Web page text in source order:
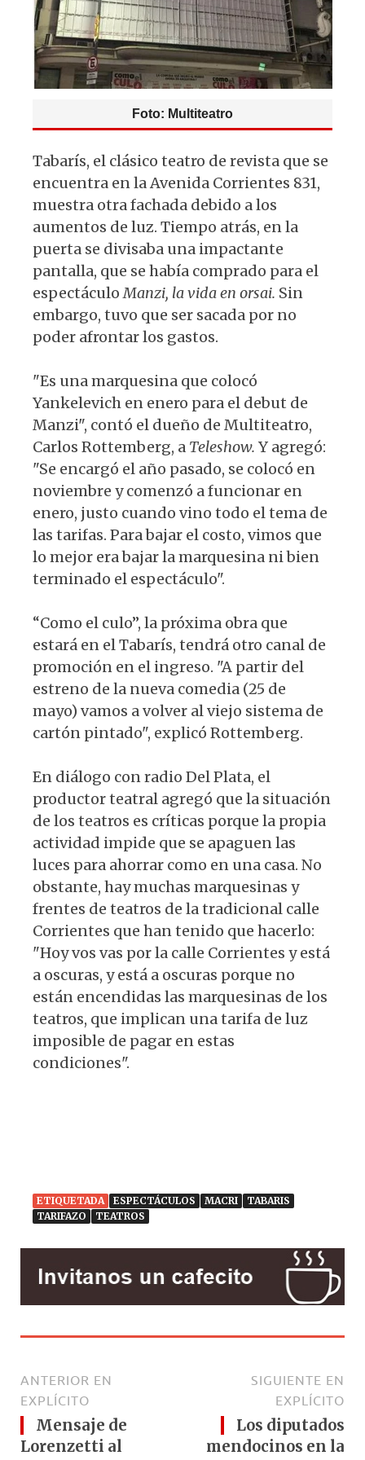
k
Foto: Multiteatro
Tabarís, el clásico teatro de revista que se
encuentra en la Avenida Corrientes 831,
muestra otra fachada debido a los
aumentos de luz. Tiempo atrás, en la
puerta se divisaba una impactante
pantalla, que se había comprado para el
espectáculoManzi, la vida en orsai. Sin
embargo, tuvo que ser sacada por no
poder afrontar los gastos.
"Es una marquesina que colocó
Yankelevich en enero para el debut de
Manzi", contó el dueño de Multiteatro,
Carlos Rottemberg, a Teleshow. Y agregó:
"Se encargó el año pasado, se colocó en
noviembre y comenzó a funcionar en
enero, justo cuando vino todo el tema de
las tarifas. Para bajar el costo, vimos que
lo mejor era bajar la marquesina ni bien
terminado el espectáculo".
“Como el culo”, la próxima obra que
estará en el Tabarís, tendrá otro canal de
promoción en el ingreso. "A partir del
estreno de la nueva comedia (25 de
mayo) vamos a volver al viejo sistema de
cartón pintado", explicó Rottemberg.
En diálogo con radio Del Plata, el
productor teatral agregó que la situación
de los teatros es críticas porque la propia
actividad impide que se apaguen las
luces para ahorrar como en una casa. No
obstante, hay muchas marquesinas y
frentes de teatros de la tradicional calle
Corrientes que han tenido que hacerlo:
"Hoy vos vas por la calle Corrientes y está
a oscuras, y está a oscuras porque no
están encendidas las marquesinas de los
teatros, que implican una tarifa de luz
imposible de pagar en estas
condiciones".
ETIQUETADA ESPECTÁCULOS MACRI
TABARIS
TARIFAZO
TEATROS
ANTERIOR EN
EXPLÍCITO
Mensaje de
Lorenzetti al
SIGUIENTE EN
EXPLÍCITO
Los diputados
mendocinos en la